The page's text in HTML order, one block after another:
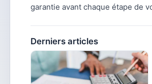
garantie avant chaque étape de
Derniers articles